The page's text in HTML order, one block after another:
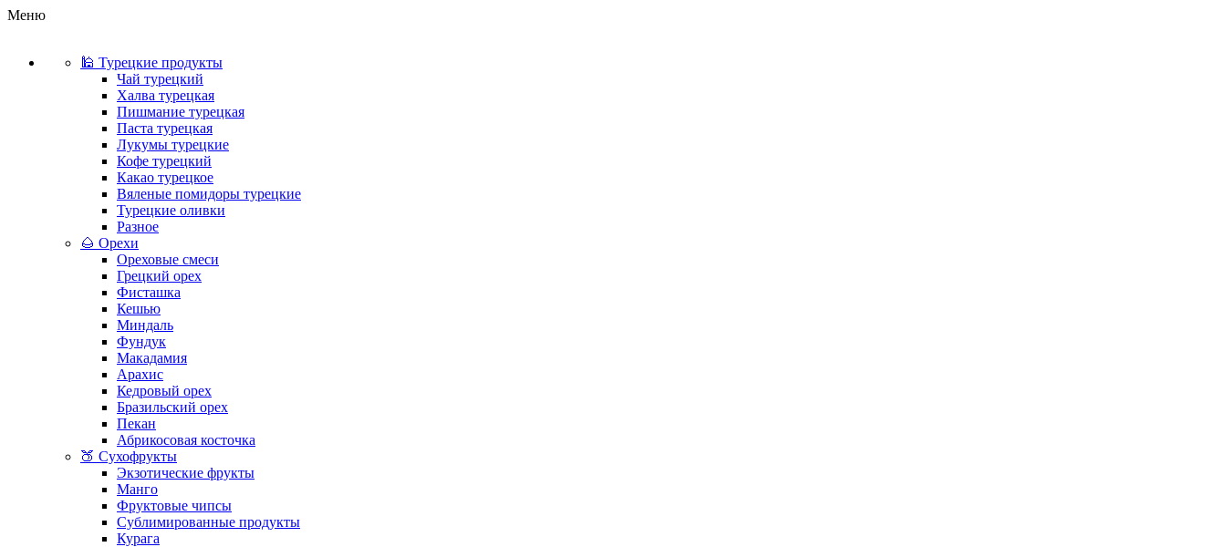
Меню
🕌 Турецкие продукты
Чай турецкий
Халва турецкая
Пишмание турецкая
Паста турецкая
Лукумы турецкие
Кофе турецкий
Какао турецкое
Вяленые помидоры турецкие
Турецкие оливки
Разное
🌰 Орехи
Ореховые смеси
Грецкий орех
Фисташка
Кешью
Миндаль
Фундук
Макадамия
Арахис
Кедровый орех
Бразильский орех
Пекан
Абрикосовая косточка
🍑 Сухофрукты
Экзотические фрукты
Манго
Фруктовые чипсы
Сублимированные продукты
Курага